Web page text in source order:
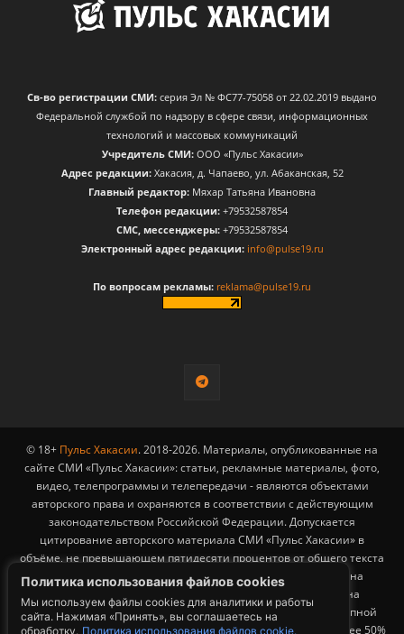
Политика использования файлов cookies
Мы используем файлы cookies для аналитики и работы
сайта. Нажимая «Принять», вы соглашаетесь на
обработку. Политика использования файлов cookie.
Св-во регистрации СМИ: серия Эл № ФС77-75058 от 22.02.2019 выдано
Федеральной службой по надзору в сфере связи, информационных
технологий и массовых коммуникаций
Учредитель СМИ:ООО «Пульс Хакасии»
Адрес редакции:Хакасия, д. Чапаево, ул. Абаканская, 52
Главный редактор: Мяхар Татьяна Ивановна
Телефон редакции: +79532587854
CМС, мессенджеры: +79532587854
Электронный адрес редакции: info@pulse19.ru
По вопросам рекламы: reklama@pulse19.ru
© 18+ Пульс Хакасии. 2018-2026. Материалы, опубликованные на
сайте СМИ «Пульс Хакасии»: статьи, рекламные материалы, фото,
видео, телепрограммы и телепередачи - являются объектами
авторского права и охраняются в соответствии с действующим
законодательством Российской Федерации. Допускается
цитирование авторского материала СМИ «Пульс Хакасии» в
объёме, не превышающем пятидесяти процентов от общего текста
публикации с обязательным размещением гиперссылки на
страницу заимствования материала. Гиперссылка должна
размещаться в тексте цитируемого материала и быть доступной
для индексации поисковыми системами. Заимствование более 50%